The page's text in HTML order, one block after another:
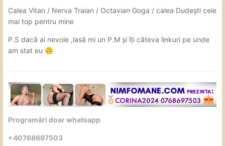
Calea Vitan / Nerva Traian / Octavian Goga / calea Dudești cele
mai top pentru mine
P.S dacă ai nevoie ,lasă mi un P.M și îți câteva linkuri pe unde
am stat eu 🙃
Programări doar whatsapp
+40768697503